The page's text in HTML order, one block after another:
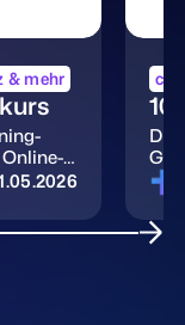
& mehr